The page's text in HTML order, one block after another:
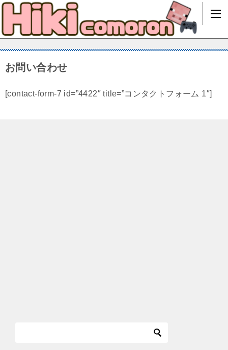
お問い合わせ
[contact-form-7 id=”4422″ title=”コンタクトフォーム 1″]